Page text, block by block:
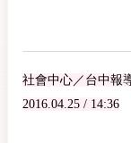
社會中心／台中報
2016.04.25 / 14:36